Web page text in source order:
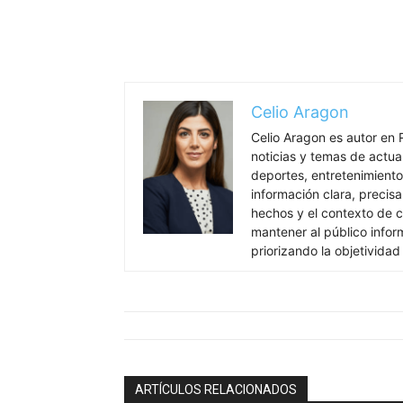
Celio Aragon
Celio Aragon es autor en
noticias y temas de
deportes,
información clara,
hechos y el contexto de
mantener al público
priorizando la
ARTÍCULOS RELACIONADOS